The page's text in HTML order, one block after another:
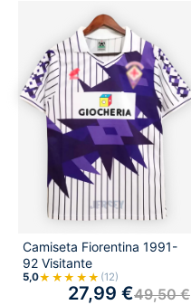
Camiseta Fiorentina 1991-
92 Visitante
5,0★★★★★ (12)
49,50€
27,99 €